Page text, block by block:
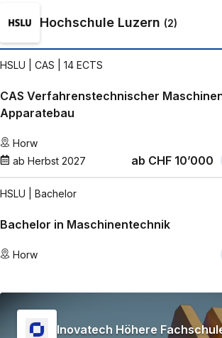
Hochschule Luzern (2)
HSLU | CAS | 14 ECTS
CAS Verfahrenstechnischer
Apparatebau
Horw
ab Herbst 2027 ab CHF 10’000
HSLU | Bachelor
Bachelor in Maschinentechnik
Horw
Inovatech Höhere